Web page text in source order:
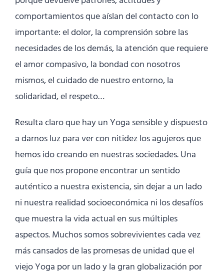
comportamientos que aíslan del contacto con lo
importante: el dolor, la comprensión sobre las
necesidades de los demás, la atención que requiere
el amor compasivo, la bondad con nosotros
mismos, el cuidado de nuestro entorno, la
solidaridad, el respeto…
Resulta claro que hay un Yoga sensible y dispuesto
a darnos luz para ver con nitidez los agujeros que
hemos ido creando en nuestras sociedades. Una
guía que nos propone encontrar un sentido
auténtico a nuestra existencia, sin dejar a un lado
ni nuestra realidad socioeconómica ni los desafíos
que muestra la vida actual en sus múltiples
aspectos. Muchos somos sobrevivientes cada vez
más cansados de las promesas de unidad que el
viejo Yoga por un lado y la gran globalización por